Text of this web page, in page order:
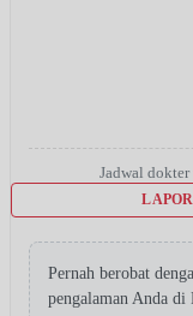
Jadwal dokter
Pernah berobat
pengalaman Anda